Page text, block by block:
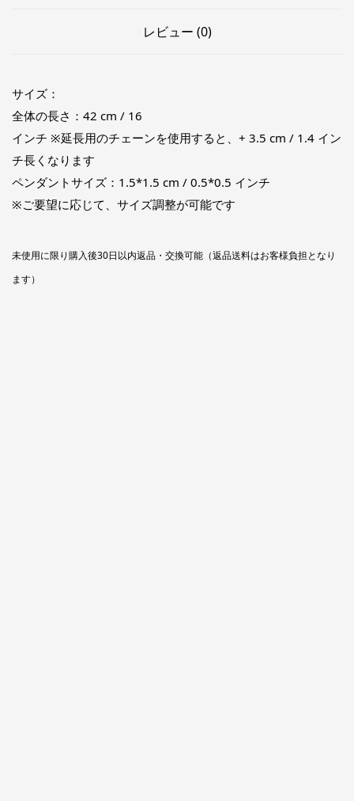
レビュー (0)
サイズ：
全体の長さ：42 cm / 16
インチ ※延長用のチェーンを使用すると、+ 3.5 cm / 1.4 イン
チ長くなります
ペンダントサイズ：1.5*1.5 cm / 0.5*0.5 インチ
※ご要望に応じて、サイズ調整が可能です
未使用に限り購入後30日以内返品・交換可能（返品送料はお客様負担となり
ます）